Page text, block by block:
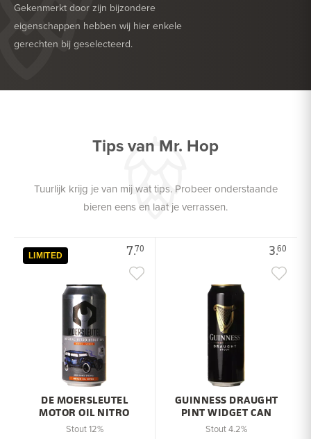
Gekenmerkt door zijn bijzondere
eigenschappen hebben wij hier enkele
gerechten bij geselecteerd.
HEERLIJK BIJ
Tips van Mr. Hop
Tuurlijk krijg je van mij wat tips. Probeer onderstaande
bieren eens en laat je verrassen.
7.70
LIMITED
DE MOERSLEUTEL
MOTOR OIL NITRO
Stout 12%
3.60
GUINNESS DRAUGHT
PINT WIDGET CAN
Stout 4.2%